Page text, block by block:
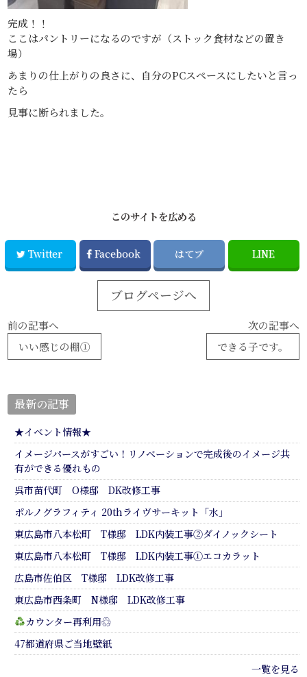
完成！！
ここはパントリーになるのですが（ストック食材などの置き
場）
あまりの仕上がりの良さに、自分のPCスペースにしたいと言っ
たら
見事に断られました。
このサイトを広める
Twitter Facebook はてブ LINE
ブログページへ
前の記事へ
いい感じの棚①
次の記事へ
できる子です。
最新の記事
★イベント情報★
イメージパースがすごい！リノベーションで完成後のイメージ共
有ができる優れもの
呉市苗代町 O様邸 DK改修工事
ポルノグラフィティ 20thライヴサーキット「水」
東広島市八本松町 T様邸 LDK内装工事②ダイノックシート
東広島市八本松町 T様邸 LDK内装工事①エコカラット
広島市佐伯区 T様邸 LDK改修工事
東広島市西条町 N様邸 LDK改修工事
カウンター再利用♲
47都道府県ご当地壁紙
一覧を見る